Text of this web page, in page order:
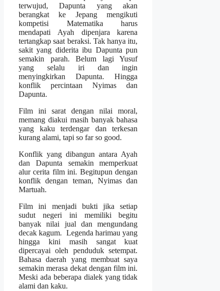
terwujud, Dapunta yang akan
berangkat ke Jepang mengikuti
kompetisi Matematika harus
mendapati Ayah dipenjara karena
tertangkap saat beraksi. Tak hanya itu,
sakit yang diderita ibu Dapunta pun
semakin parah. Belum lagi Yusuf
yang selalu iri dan ingin
menyingkirkan Dapunta. Hingga
konflik percintaan Nyimas dan
Dapunta.
Film ini sarat dengan nilai moral,
memang diakui masih banyak bahasa
yang kaku terdengar dan terkesan
kurang alami, tapi so far so good.
Konflik yang dibangun antara Ayah
dan Dapunta semakin memperkuat
alur cerita film ini. Begitupun dengan
konflik dengan teman, Nyimas dan
Martuah.
Film ini menjadi bukti jika setiap
sudut negeri ini memiliki begitu
banyak nilai jual dan mengundang
decak kagum. Legenda harimau yang
hingga kini masih sangat kuat
dipercayai oleh penduduk setempat.
Bahasa daerah yang membuat saya
semakin merasa dekat dengan film ini.
Meski ada beberapa dialek yang tidak
alami dan kaku.